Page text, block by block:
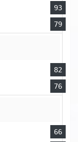
93
79
82
76
66